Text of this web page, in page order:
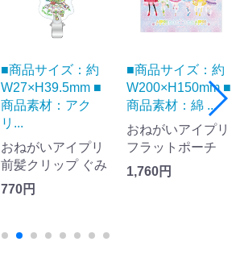
■商品サイズ：約
W27×H39.5mm ■
商品素材：アク
リ...
おねがいアイプリ
前髪クリップ ぐみ
770円
■商品サイズ：約
W200×H150mm ■
商品素材：綿 ...
おねがいアイプリ
フラットポーチ
1,760円